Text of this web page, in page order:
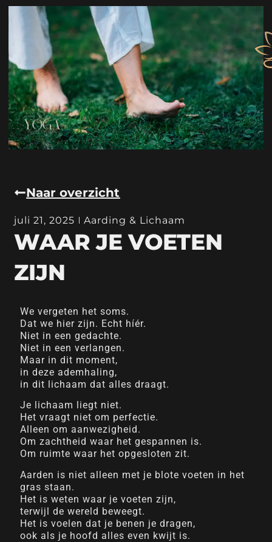
Naar overzicht
juli 21, 2025 Aarding & Lichaam
WAAR JE VOETEN
ZIJN
We vergeten het soms.
Dat we hier zijn. Echt híér.
Niet in een gedachte.
Niet in een verlangen.
Maar in dit moment,
in deze ademhaling,
in dit lichaam dat alles draagt.
Je lichaam liegt niet.
Het vraagt niet om perfectie.
Alleen om aanwezigheid.
Om zachtheid waar het gespannen is.
Om ruimte waar het opgesloten zit.
Aarden is niet alleen met je blote voeten in het
gras staan.
Het is weten waar je voeten zijn,
terwijl de wereld beweegt.
Het is voelen dat je benen je dragen,
ook als je hoofd alles even kwijt is.